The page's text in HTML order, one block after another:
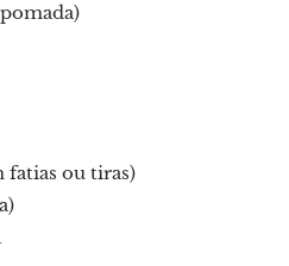
fatias ou tiras)